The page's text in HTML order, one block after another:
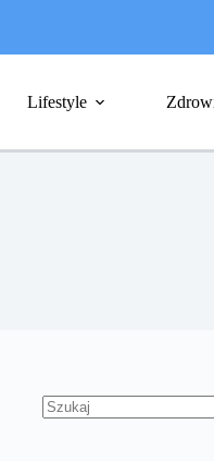
Lifestyle